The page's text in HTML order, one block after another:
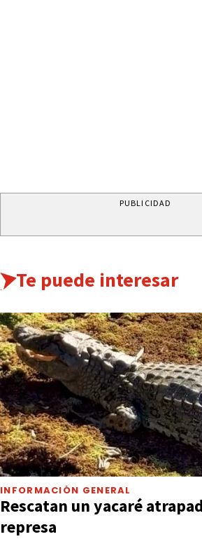
PUBLICIDAD
Te puede interesar
INFORMACIÓN GENERAL
Rescatan un yacaré
represa